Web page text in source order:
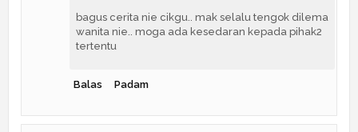
bagus cerita nie cikgu.. mak selalu tengok dilema
wanita nie.. moga ada kesedaran kepada pihak2
tertentu
Balas Padam